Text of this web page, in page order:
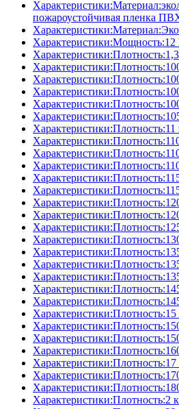
пожароустойчивая пленка
Характеристики:Мощность:12
Характеристики:Плотность:11
Характеристики:Плотность:15
Характеристики:Плотность:17
Характеристики:Плотность:2